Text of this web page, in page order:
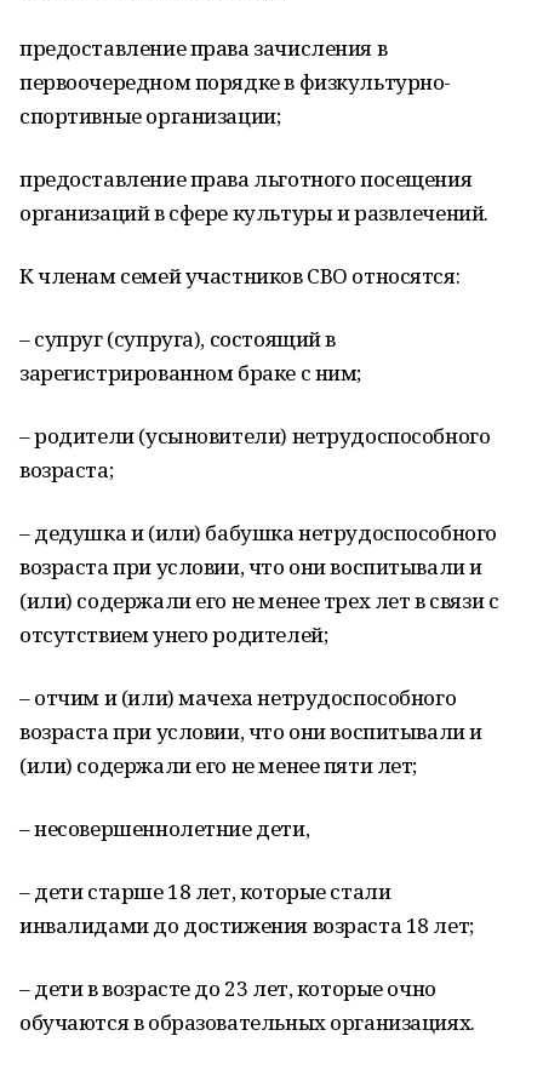
предоставление права зачисления в
первоочередном порядке в физкультурно-
спортивные организации;
предоставление права льготного посещения
организаций в сфере культуры и развлечений.
К членам семей участников СВО относятся:
– супруг (супруга), состоящий в
зарегистрированном браке с ним;
– родители (усыновители) нетрудоспособного
возраста;
– дедушка и (или) бабушка нетрудоспособного
возраста при условии, что они воспитывали и
(или) содержали его не менее трех лет в связи с
отсутствием унего родителей;
– отчим и (или) мачеха нетрудоспособного
возраста при условии, что они воспитывали и
(или) содержали его не менее пяти лет;
– несовершеннолетние дети,
– дети старше 18 лет, которые стали
инвалидами до достижения возраста 18 лет;
– дети в возрасте до 23 лет, которые очно
обучаются в образовательных организациях.